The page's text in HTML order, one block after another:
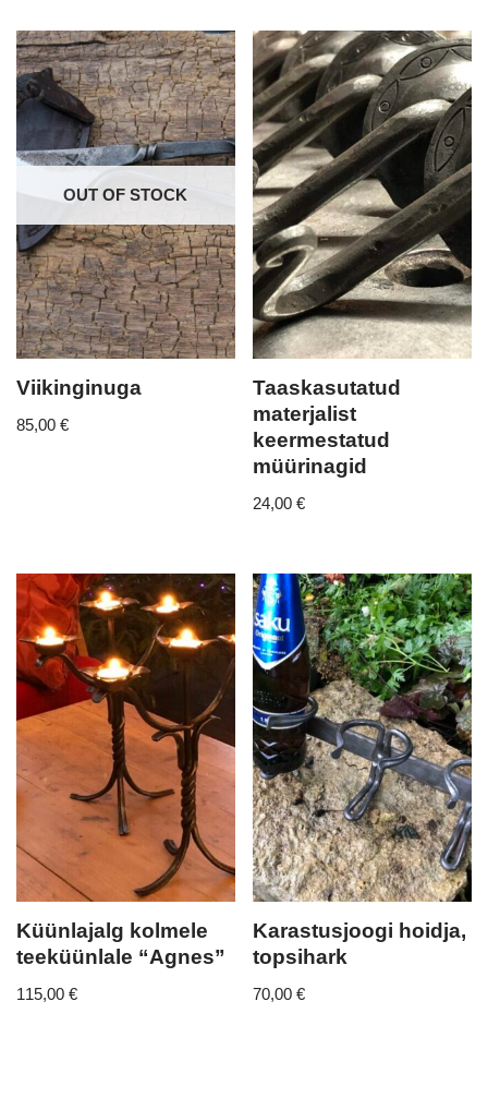
OUT OF STOCK
Viikinginuga
85,00 €
Taaskasutatud
materjalist
keermestatud
müürinagid
24,00€
Küünlajalg kolmele
teeküünlale “Agnes”
115,00 €
Karastusjoogi hoidja,
topsihark
70,00€